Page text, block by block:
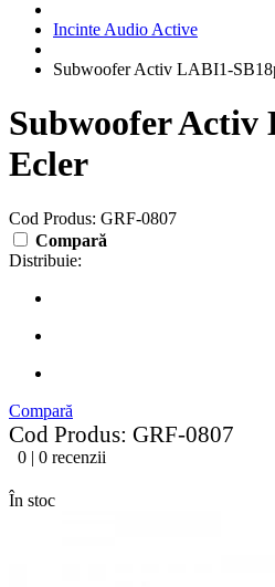
Incinte Audio Active
Subwoofer Activ LABI1-
Subwoofer Activ
Ecler
Cod Produs: GRF-0807
Compară
Distribuie:
Compară
Cod Produs: GRF-0807
0 | 0 recenzii
În stoc